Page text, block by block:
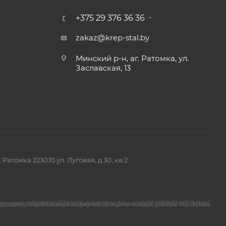
+375 29 376 36 36
zakaz@krep-stal.by
Минский р-н, аг. Ратомка, ул.
Заславская, 13
223035 ул. Луговая, д.30, кв.2
обращения покупателей о нарушении их прав.
органов по месту государственной регистрации ООО"КРЕП-СТАЛЬ", уполномоченных рассматривать обращения покупателей: (017) 270-29-14
№691762710, 16.04.2014 ,Минский райисполком.